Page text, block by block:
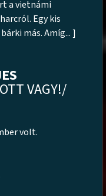
a vietnámi
Egy kis
más. Amíg... ]
VAGY!/
volt.